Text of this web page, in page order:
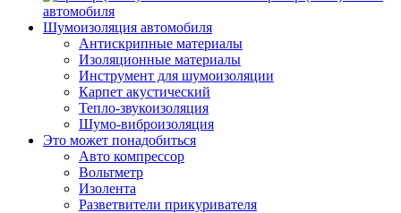
автомобиля
Шумоизоляция автомобиля
Антискрипные материалы
Изоляционные материалы
Инструмент для шумоизоляции
Карпет акустический
Тепло-звукоизоляция
Шумо-виброизоляция
Это может понадобиться
Авто компрессор
Вольтметр
Изолента
Разветвители прикуривателя